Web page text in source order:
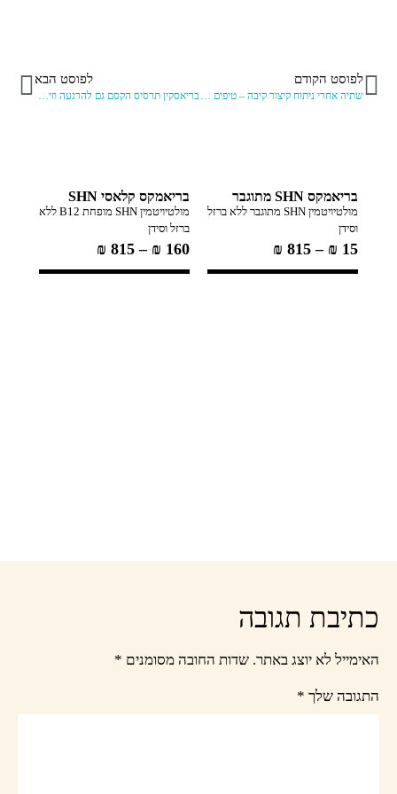
לפוסט הקודם
שתיה אחרי ניתוח קיצור קיבה – טיפים למנותחים בריאטריים
לפוסט הבא
בריאסקין תרסיס הקסם גם להרגעה וזירוז החלמה מטחורים ופיסורה
בריאמקס SHN מתוגבר
מולטיויטמין SHN מתוגבר ללא ברזל
וסידן
₪ 15
–
₪ 815
בריאמקס קלאסי SHN
מולטיויטמין SHN מופחת B12 ללא
ברזל וסידן
₪ 160
–
₪ 815
כתיבת תגובה
האימייל לא יוצג באתר. שדות החובה מסומנים *
התגובה שלך*